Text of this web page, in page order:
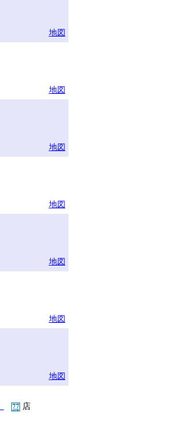
地図
地図
地図
地図
地図
地図
地図
店